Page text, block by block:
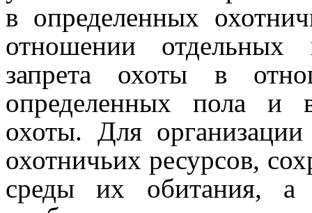
в определенных
отношении отдельных
запрета охоты в
определенных пола и
охоты. Для организации
охотничьих ресурсов,
среды их обитания, а